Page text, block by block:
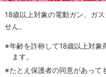
18歳以上対象の電動ガン、ガ
せん。
※年齢を詐称して18歳以上対象
ます。
※たとえ保護者の同意があって